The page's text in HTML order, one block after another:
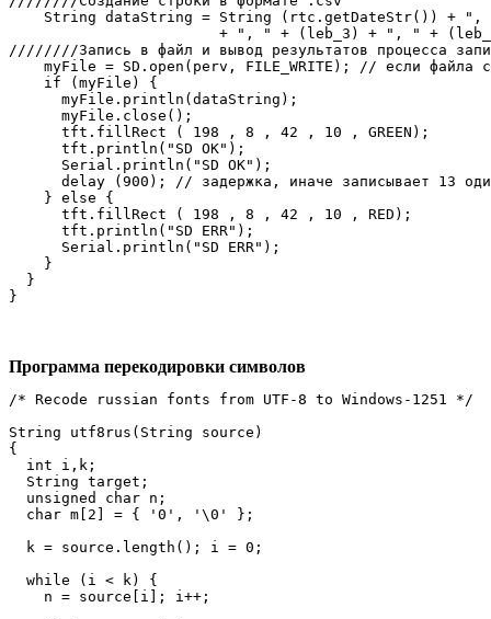
Программа перекодировки символов
/* Recode russian fonts from UTF-8 to Windows-1251 */
String utf8rus(String source)
{
  int i,k;
  String target;
  unsigned char n;
  char m[2] = { '0', '\0' };
  k = source.length(); i = 0;
  while (i < k) {
    n = source[i]; i++;